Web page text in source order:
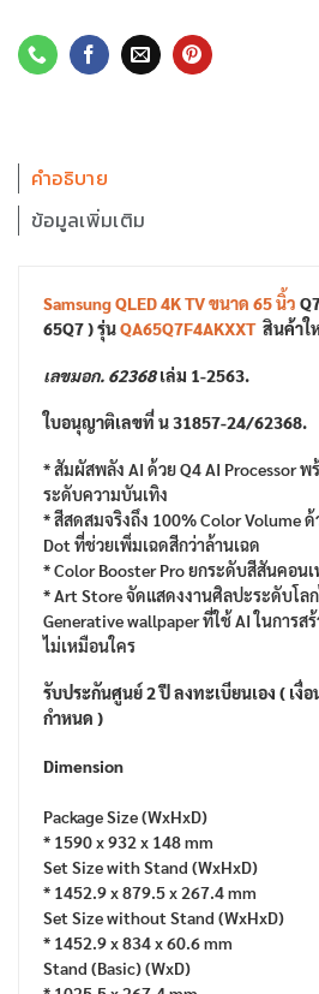
คำอธิบาย
ข้อมูลเพิ่มเติม
SamsungQLED 4K TV ขนาด 65 นิ้ว
65Q7 ) รุ่นQA65Q7F4AKXXT สินค้าใ
เลขมอก. 62368เล่ม 1-2563.
ใบอนุญาติเลขที่ น 31857-24/62368.
* สัมผัสพลัง AI ด้วย Q4 AI Processor พ
ระดับความบันเทิง
* สีสดสมจริงถึง 100% Color Volume
Dot ที่ช่วยเพิ่มเฉดสีกว่าล้านเฉด
* Color Booster Pro ยกระดับสีสันคอน
* Art Store จัดแสดงงานศิลปะระดับโ
Generative wallpaper ที่ใช้ AI ในการ
ไม่เหมือนใคร
รับประกันศูนย์ 2 ปี ลงทะเบียนเอง ( เงื่
กำหนด )
Dimension
Package Size (WxHxD)
* 1590 x 932 x 148 mm
Set Size with Stand (WxHxD)
* 1452.9 x 879.5 x 267.4 mm
Set Size without Stand (WxHxD)
* 1452.9 x 834 x 60.6 mm
Stand (Basic) (WxD)